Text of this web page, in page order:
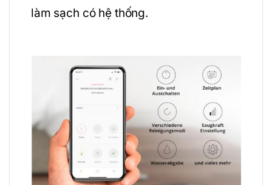
làm sạch có hệ thống.